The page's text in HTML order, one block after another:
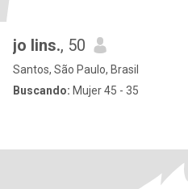
jo lins., 50
Santos, São Paulo, Brasil
Buscando: Mujer 45 - 35